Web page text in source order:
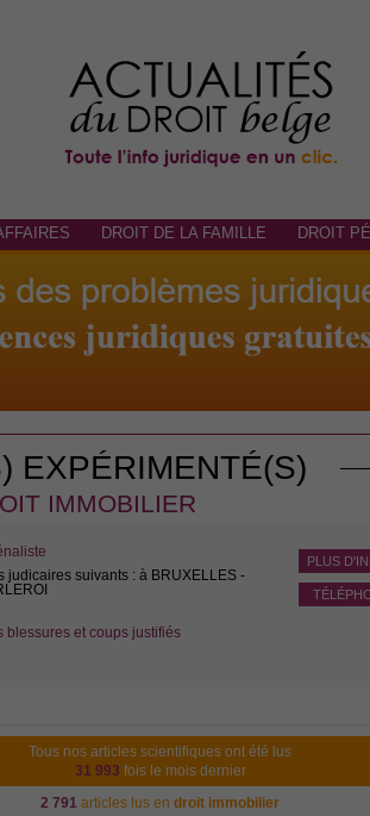
DROIT DE LA FAMILLE DROIT
EXPÉRIMENTÉ(S)
IMMOBILIER
PLUS
judicaires suivants : à BRUXELLES -
blessures et coups justifiés
Tous nos articles scientifiques ont été lus
31 993 fois le mois dernier
2 791 articles lus endroit immobilier